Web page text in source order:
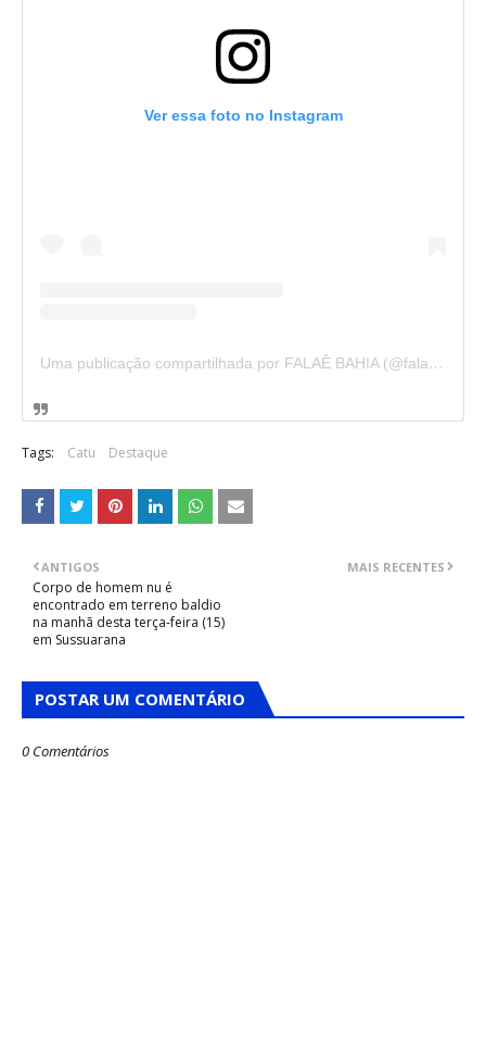
Ver essa foto no Instagram
Uma publicação compartilhada por FALAÊ BAHIA (@falaebahia)
Tags: Catu Destaque
MAIS RECENTES
ANTIGOS
Corpo de homem nu é
encontrado em terreno baldio
na manhã desta terça-feira (15)
em Sussuarana
POSTAR UM COMENTÁRIO
0 Comentários